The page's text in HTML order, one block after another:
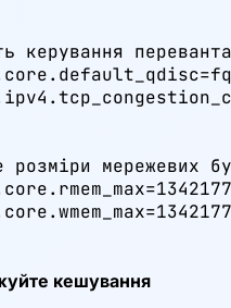
керування
розміри мережевих
кешування